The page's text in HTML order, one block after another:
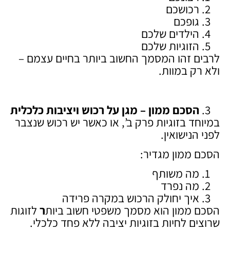
רכושכם
גופכם
הילדים שלכם
הזוגיות שלכם
לרבים זהו המסמך החשוב ביותר בחיים עצמם –
ולא רק במוות.
הסכם ממון – מגן על רכוש ויציבות כלכלית
במיוחד בזוגיות פרק ב’, או כאשר יש רכוש שנצבר
לפני הנישואין.
הסכם ממון מגדיר:
מה משותף
מה נפרד
איך יחולק הרכוש במקרה פרידה
הסכם ממון הוא מסמך משפטי חשוב ביותר לזוגות
שרוצים לחיות בזוגיות יציבה ללא פחד כלכלי.